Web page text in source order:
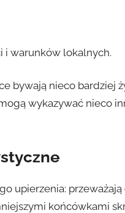
i warunków lokalnych.
bywają nieco bardziej
wykazywać nieco
upierzenia:
końcówkami